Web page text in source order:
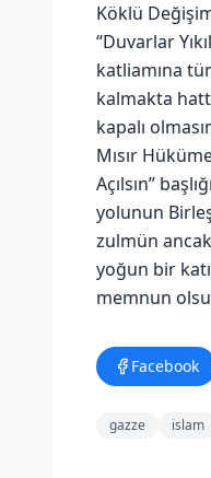
Köklü
“Duvarlar
katliamına
kalmakta
kapalı
Mısır
Açılsın”
yolunun
zulmün
yoğun bir
memnun
Facebook
gazze islam